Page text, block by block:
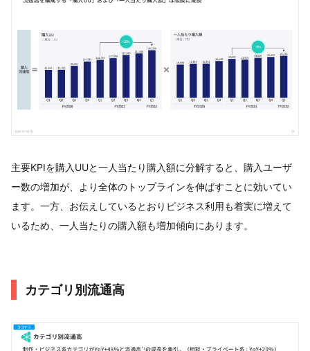
主要KPIを購入UUと一人当たり購入額に分解すると、購入ユーザ
ー数の増加が、より全体のトップラインを伸ばすことに効いてい
ます。一方、お伝えしているとおりビジネス利用も着実に増えて
いるため、一人当たりの購入額も増加傾向にあります。
カテゴリ別流通高